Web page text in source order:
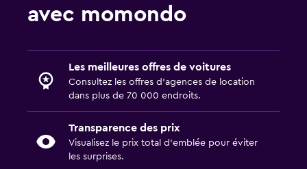
avec momondo
Les meilleures offres de voitures
Consultez les offres d’agences de location
dans plus de 70 000 endroits.
Transparence des prix
Visualisez le prix total d’emblée pour éviter
les surprises.